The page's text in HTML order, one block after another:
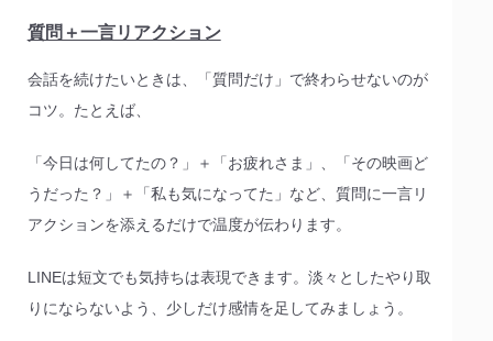
質問＋一言リアクション
会話を続けたいときは、「質問だけ」で終わらせないのが
コツ。たとえば、
「今日は何してたの？」＋「お疲れさま」、「その映画ど
うだった？」＋「私も気になってた」など、質問に一言リ
アクションを添えるだけで温度が伝わります。
LINEは短文でも気持ちは表現できます。淡々としたやり取
りにならないよう、少しだけ感情を足してみましょう。